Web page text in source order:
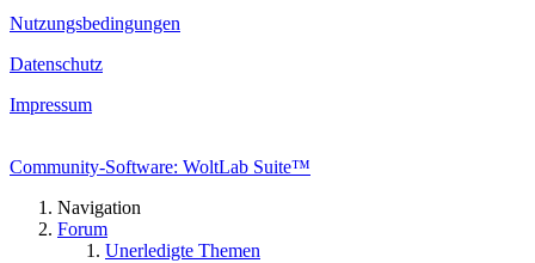
Nutzungsbedingungen
Datenschutz
Impressum
Community-Software: WoltLab Suite™
Navigation
Forum
Unerledigte Themen